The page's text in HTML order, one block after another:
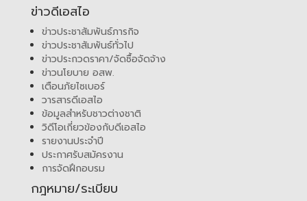
ข่าวดีเอสไอ
ข่าวประชาสัมพันธ์ภารกิจ
ข่าวประชาสัมพันธ์ทั่วไป
ข่าวประกวดราคา/จัดซื้อจัดจ้าง
ข่าวนโยบาย อสพ.
เตือนภัยไซเบอร์
วารสารดีเอสไอ
ข้อมูลสำหรับชาวต่างชาติ
วิดีโอเกี่ยวข้องกับดีเอสไอ
รายงานประจำปี
ประกาศรับสมัครงาน
การจัดฝึกอบรม
กฎหมาย/ระเบียบ